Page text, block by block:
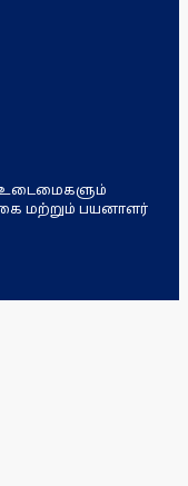
உடைமைகளும்
மற்றும் பயனாளர்